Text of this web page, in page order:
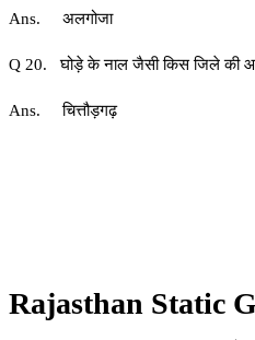
Ans. अलगोजा
Q 20. घोड़े के नाल जैसी किस जिले की
Ans. चित्तौड़गढ़
Rajasthan Static